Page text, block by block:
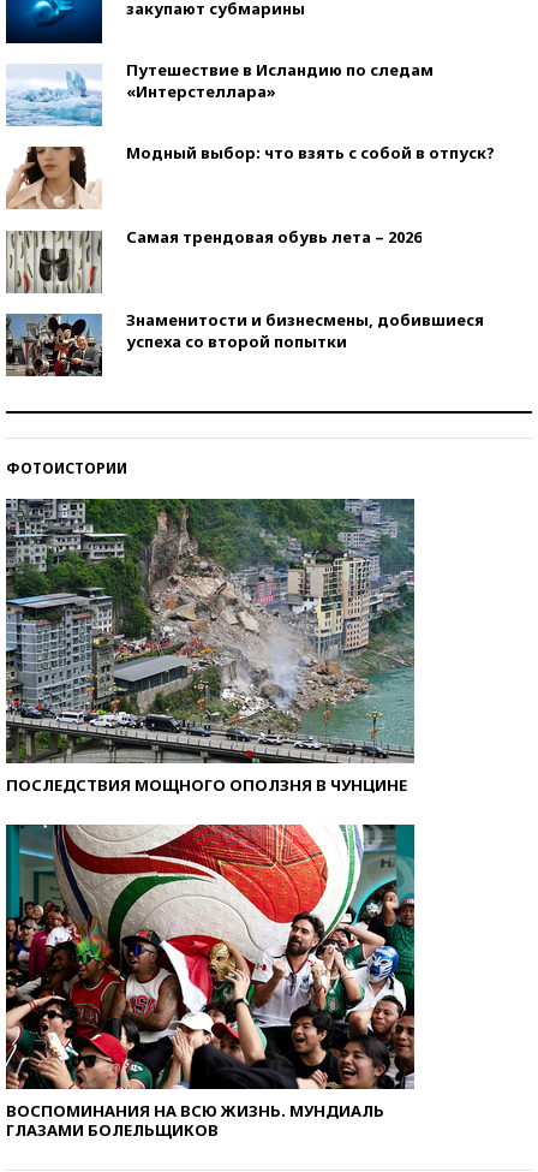
закупают субмарины
Путешествие в Исландию по следам
«Интерстеллара»
Модный выбор: что взять с собой в отпуск?
Самая трендовая обувь лета – 2026
Знаменитости и бизнесмены, добившиеся
успеха со второй попытки
ФОТОИСТОРИИ
ПОСЛЕДСТВИЯ МОЩНОГО ОПОЛЗНЯ В ЧУНЦИНЕ
ВОСПОМИНАНИЯ НА ВСЮ ЖИЗНЬ. МУНДИАЛЬ
ГЛАЗАМИ БОЛЕЛЬЩИКОВ